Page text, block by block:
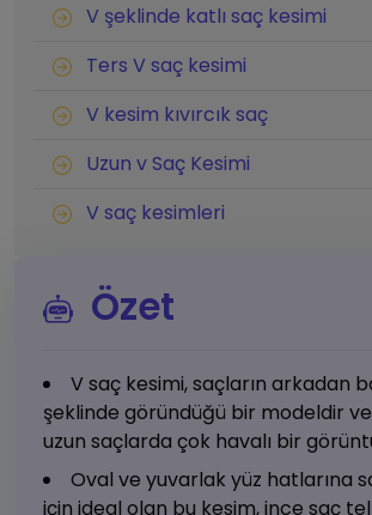
V şeklinde katlı saç kesimi
Ters V saç kesimi
V kesim kıvırcık saç
Uzun v Saç Kesimi
V saç kesimleri
Özet
V saç kesimi, saçların arkadan
şeklinde göründüğü bir modeldir
uzun saçlarda çok havalı bir
Oval ve yuvarlak yüz hatlarına
için ideal olan bu kesim, ince saç